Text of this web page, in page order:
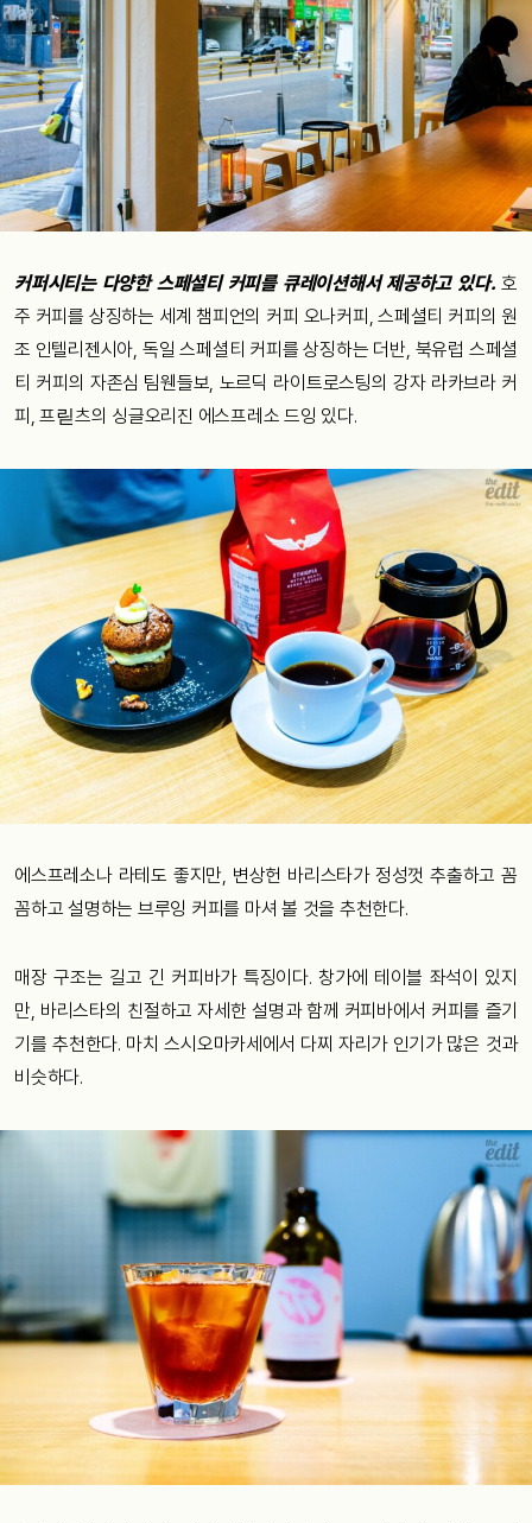
커퍼시티는 다양한 스페셜티 커피를 큐레이션해서 제공하고 있다. 호
주 커피를 상징하는 세계 챔피언의 커피 오나커피, 스페셜티 커피의 원
조 인텔리젠시아, 독일 스페셜티 커피를 상징하는 더반, 북유럽 스페셜
티 커피의 자존심 팀웬들보, 노르딕 라이트로스팅의 강자 라카브라 커
피, 프릳츠의 싱글오리진 에스프레소 드잉 있다.
에스프레소나 라테도 좋지만, 변상헌 바리스타가 정성껏 추출하고 꼼
꼼하고 설명하는 브루잉 커피를 마셔 볼 것을 추천한다.
매장 구조는 길고 긴 커피바가 특징이다. 창가에 테이블 좌석이 있지
만, 바리스타의 친절하고 자세한 설명과 함께 커피바에서 커피를 즐기
기를 추천한다. 마치 스시오마카세에서 다찌 자리가 인기가 많은 것과
비슷하다.